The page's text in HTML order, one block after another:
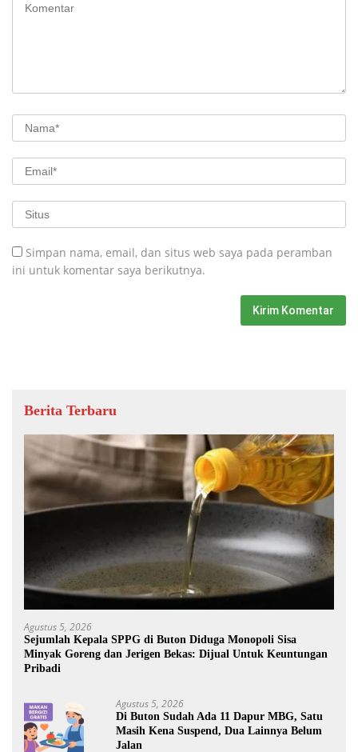
Simpan nama, email, dan situs web saya pada peramban
ini untuk komentar saya berikutnya.
Berita Terbaru
Agustus 5, 2026
Sejumlah Kepala SPPG di Buton Diduga Monopoli Sisa
Minyak Goreng dan Jerigen Bekas: Dijual Untuk Keuntungan
Pribadi
Agustus 5, 2026
Di Buton Sudah Ada 11 Dapur MBG, Satu
Masih Kena Suspend, Dua Lainnya Belum
Jalan